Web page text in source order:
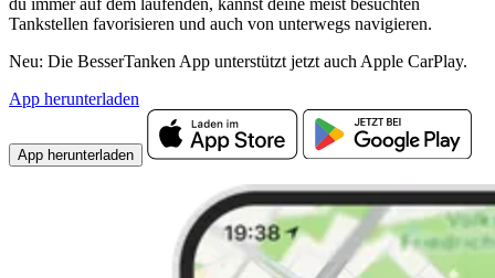
Tankstellen favorisieren und auch von unterwegs navigieren.
Neu: Die BesserTanken App unterstützt jetzt auch Apple CarPlay.
App herunterladen
App herunterladen